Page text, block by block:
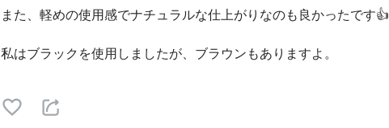
また、軽めの使用感でナチュラルな仕上がりなのも良かったです👍
私はブラックを使用しましたが、ブラウンもありますよ。